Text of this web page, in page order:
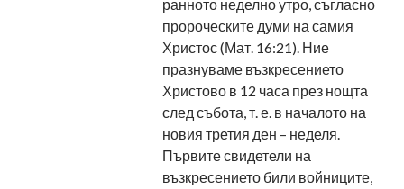
ранното неделно утро, съгласно
пророческите думи на самия
Христос (Мат. 16:21). Ние
празнуваме възкресението
Христово в 12 часа през нощта
след събота, т. е. в началото на
новия третия ден – неделя.
Първите свидетели на
възкресението били войниците,